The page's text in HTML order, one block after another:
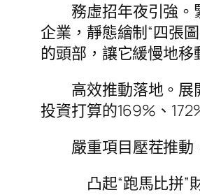
務虛招年夜引強。
企業，靜態繪制“四張
的頭部，讓它緩慢地
高效推動落地。展
投資打算的169%、
嚴重項目壓茬推動
凸起“跑馬比拼”